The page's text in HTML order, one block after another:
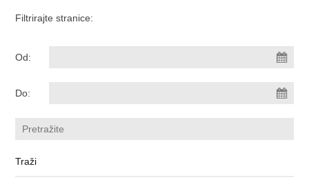
Filtrirajte stranice:
Od:
Do: